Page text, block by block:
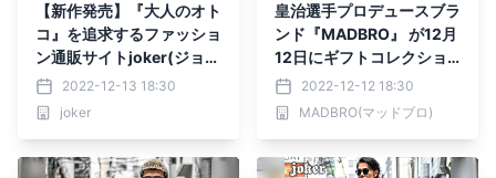
【新作発売】『大人のオト
コ』を追求するファッショ
ン通販サイトjoker(ジョー
カー)より新作4点が12月1
3日に登場。
2022-12-13 18:30
joker
皇治選手プロデュースブラ
ンド『MADBRO』 が12月
12日にギフトコレクショ
ンを発表。
2022-12-12 18:30
MADBRO(マッドブロ)